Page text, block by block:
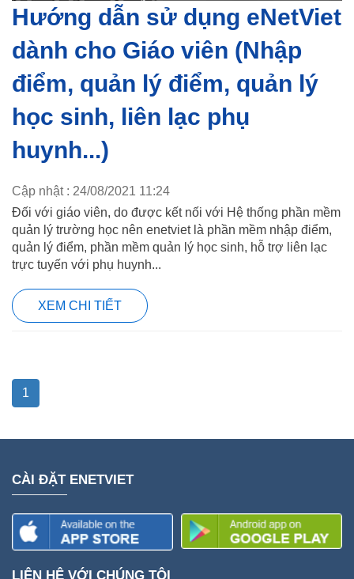
Hướng dẫn sử dụng eNetViet
dành cho Giáo viên (Nhập
điểm, quản lý điểm, quản lý
học sinh, liên lạc phụ
huynh...)
Cập nhật : 24/08/2021 11:24
Đối với giáo viên, do được kết nối với Hệ thống phần mềm
quản lý trường học nên enetviet là phần mềm nhập điểm,
quản lý điểm, phần mềm quản lý học sinh, hỗ trợ liên lạc
trực tuyến với phụ huynh...
XEM CHI TIẾT
1
CÀI ĐẶT ENETVIET
LIÊN HỆ VỚI CHÚNG TÔI